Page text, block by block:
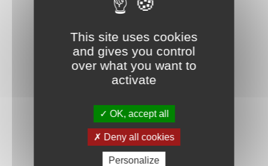
This site uses cookies
and gives you control
over what you want to
activate
OK, accept all
Deny all cookies
Personalize